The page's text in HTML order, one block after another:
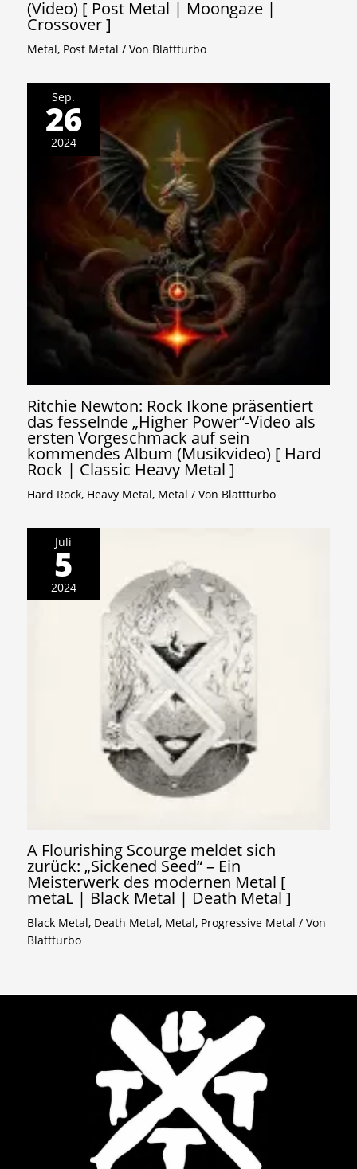
(Video) [ Post Metal | Moongaze |
Crossover ]
Metal, Post Metal / Von Blattturbo
Sep.
26
2024
Ritchie Newton: Rock Ikone präsentiert
das fesselnde „Higher Power“-Video als
ersten Vorgeschmack auf sein
kommendes Album (Musikvideo) [ Hard
Rock | Classic Heavy Metal ]
Hard Rock, Heavy Metal, Metal / Von Blattturbo
Juli
5
2024
A Flourishing Scourge meldet sich
zurück: „Sickened Seed“ – Ein
Meisterwerk des modernen Metal [
metaL | Black Metal | Death Metal ]
Black Metal, Death Metal, Metal, Progressive Metal / Von
Blattturbo